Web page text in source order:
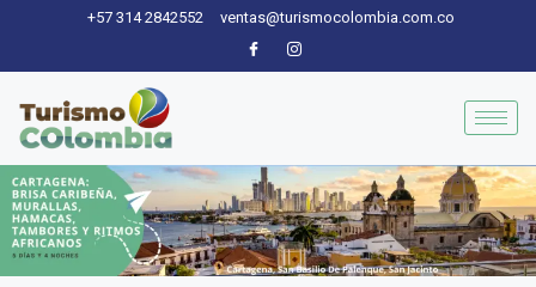
+57 314 2842552 ventas@turismocolombia.com.co